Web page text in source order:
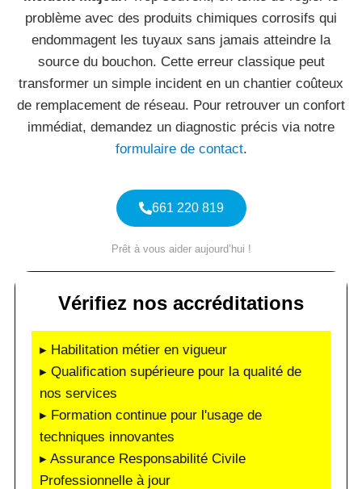
problème avec des produits chimiques corrosifs qui
endommagent les tuyaux sans jamais atteindre la
source du bouchon. Cette erreur classique peut
transformer un simple incident en un chantier coûteux
de remplacement de réseau. Pour retrouver un confort
immédiat, demandez un diagnostic précis via notre
formulaire de contact.
661 220 819
Prêt à vous aider aujourd’hui !
Vérifiez nos accréditations
▸ Habilitation métier en vigueur
▸ Qualification supérieure pour la qualité de
nos services
▸ Formation continue pour l'usage de
techniques innovantes
▸ Assurance Responsabilité Civile
Professionnelle à jour